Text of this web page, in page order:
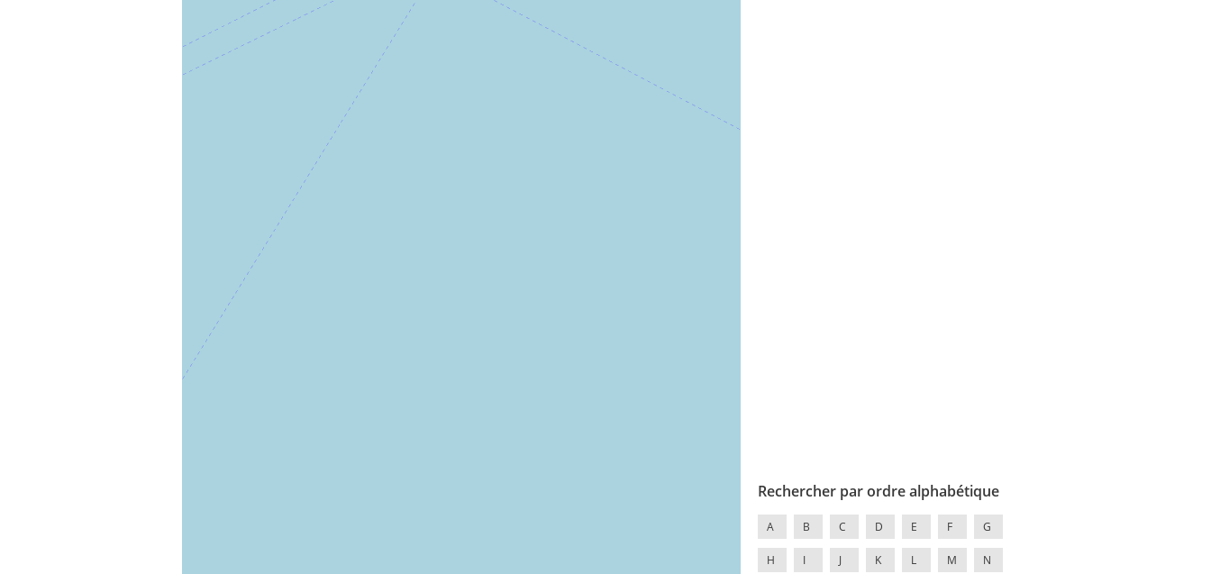
Rechercher par ordre alphabétique
A B C D E F G
H I J K L M N